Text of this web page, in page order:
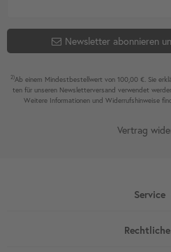
Newsletter abonnieren
2)Ab einem Mindest­bestell­wert von 100,00 €. Sie
ten für unseren News­letter­versand ver­wen­det
Weitere Infor­mationen und Wider­rufshin­weise
Vertrag
Service